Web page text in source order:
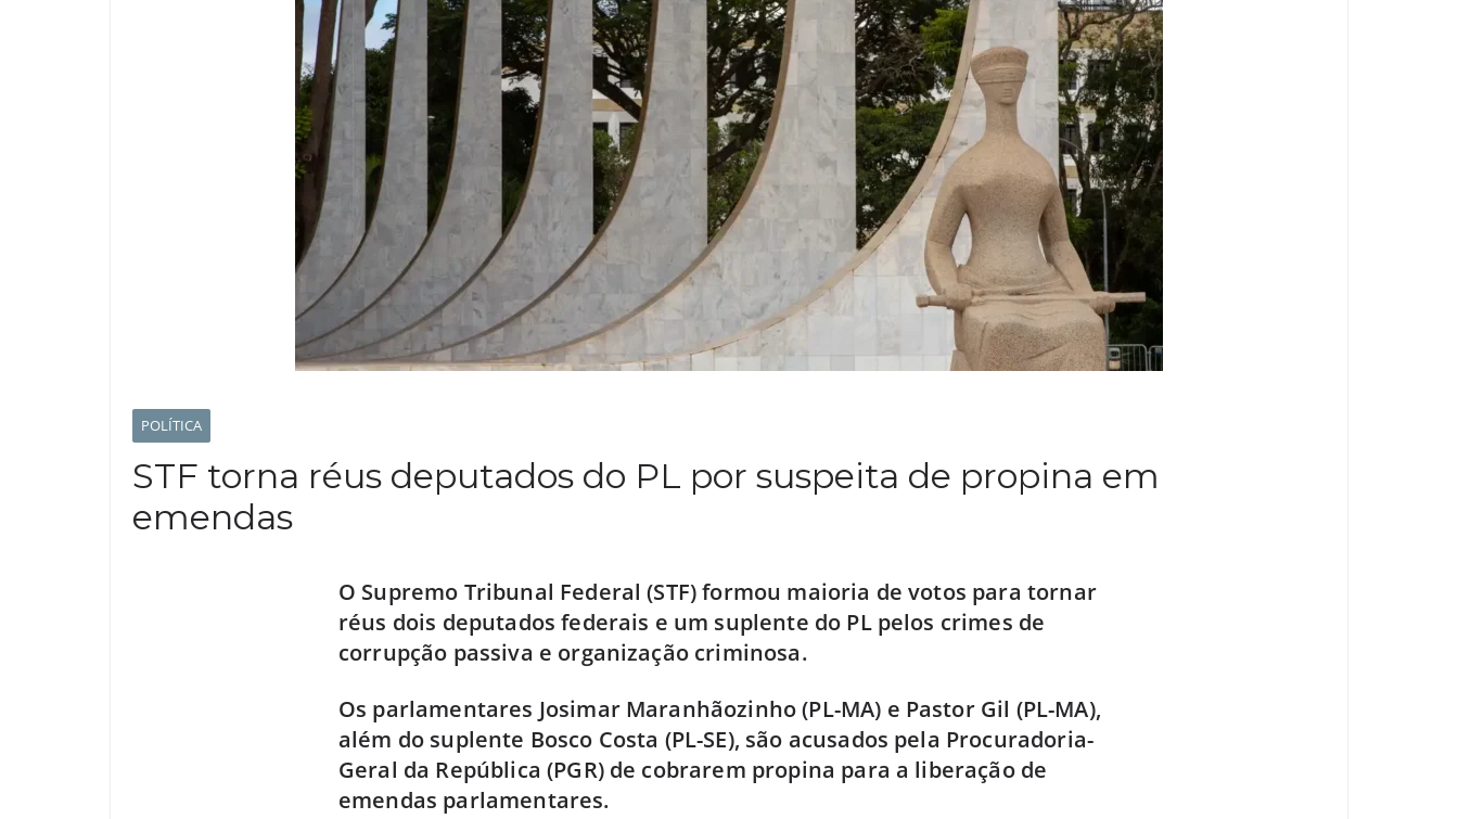
POLÍTICA
STF torna réus deputados do PL por suspeita de propina em
emendas
O Supremo Tribunal Federal (STF) formou maioria de votos para tornar
réus dois deputados federais e um suplente do PL pelos crimes de
corrupção passiva e organização criminosa.
Os parlamentares Josimar Maranhãozinho (PL-MA) e Pastor Gil (PL-MA),
além do suplente Bosco Costa (PL-SE), são acusados pela Procuradoria-
Geral da República (PGR) de cobrarem propina para a liberação de
emendas parlamentares.